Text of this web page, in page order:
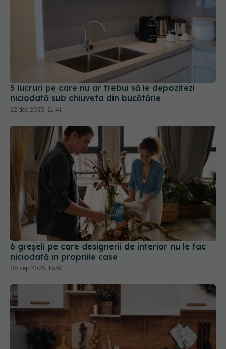
5 lucruri pe care nu ar trebui să le depozitezi
niciodată sub chiuveta din bucătărie
22 dec 2025, 21:41
6 greșeli pe care designerii de interior nu le fac
niciodată în propriile case
06 sep 2025, 13:30